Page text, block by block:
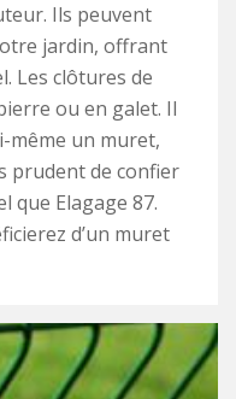
Ils peuvent
jardin, offrant
Les clôtures de
ou en galet. Il
même un muret,
prudent de confier
que Elagage 87.
d’un muret